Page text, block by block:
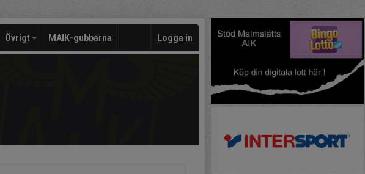
Övrigt MAIK-gubbarna Logga in